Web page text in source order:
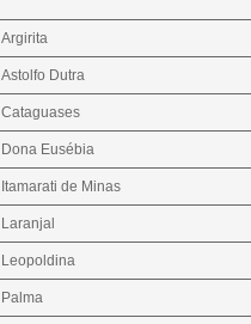
Argirita
Astolfo Dutra
Cataguases
Dona Eusébia
Itamarati de Minas
Laranjal
Leopoldina
Palma